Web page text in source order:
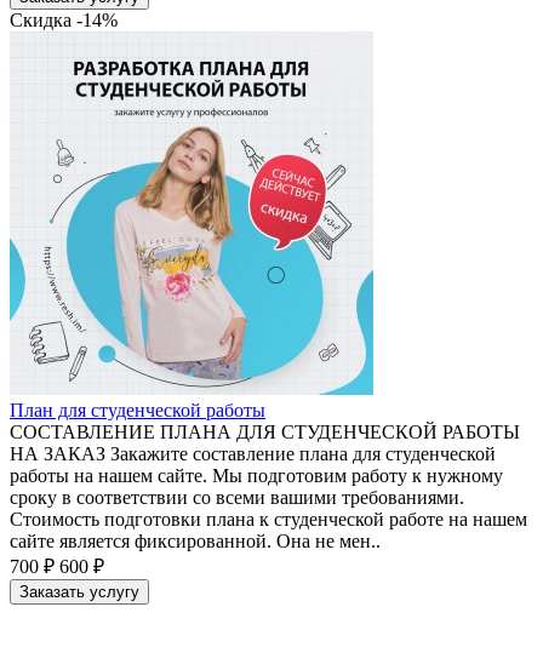
Скидка -14%
План для студенческой работы
СОСТАВЛЕНИЕ ПЛАНА ДЛЯ СТУДЕНЧЕСКОЙ РАБОТЫ
НА ЗАКАЗ Закажите составление плана для студенческой
работы на нашем сайте. Мы подготовим работу к нужному
сроку в соответствии со всеми вашими требованиями.
Стоимость подготовки плана к студенческой работе на нашем
сайте является фиксированной. Она не мен..
700 ₽ 600 ₽
Заказать услугу